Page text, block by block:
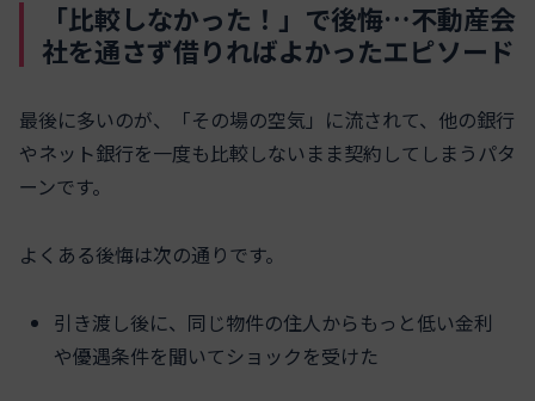
「比較しなかった！」で後悔…不動産会
社を通さず借りればよかったエピソード
最後に多いのが、「その場の空気」に流されて、他の銀行
やネット銀行を一度も比較しないまま契約してしまうパタ
ーンです。
よくある後悔は次の通りです。
引き渡し後に、同じ物件の住人からもっと低い金利
や優遇条件を聞いてショックを受けた